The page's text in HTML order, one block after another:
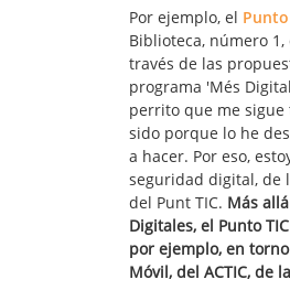
Por ejemplo, el
Biblioteca, número
través de las
programa 'Més
perrito que me sigue
sido porque lo he
a hacer. Por eso,
seguridad digital, de
del Punt TIC. Más
Digitales, el Punto
por ejemplo, en
Móvil, del ACTIC, de